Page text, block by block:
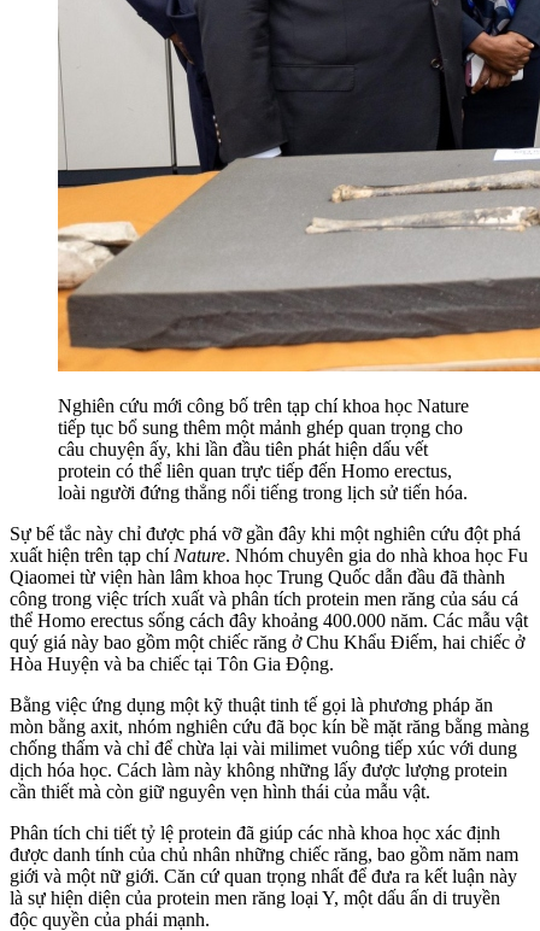
Nghiên cứu mới công bố trên tạp chí khoa học Nature
tiếp tục bổ sung thêm một mảnh ghép quan trọng cho
câu chuyện ấy, khi lần đầu tiên phát hiện dấu vết
protein có thể liên quan trực tiếp đến Homo erectus,
loài người đứng thẳng nổi tiếng trong lịch sử tiến hóa.
Sự bế tắc này chỉ được phá vỡ gần đây khi một nghiên cứu đột phá
xuất hiện trên tạp chí Nature. Nhóm chuyên gia do nhà khoa học Fu
Qiaomei từ viện hàn lâm khoa học Trung Quốc dẫn đầu đã thành
công trong việc trích xuất và phân tích protein men răng của sáu cá
thể Homo erectus sống cách đây khoảng 400.000 năm. Các mẫu vật
quý giá này bao gồm một chiếc răng ở Chu Khẩu Điếm, hai chiếc ở
Hòa Huyện và ba chiếc tại Tôn Gia Động.
Bằng việc ứng dụng một kỹ thuật tinh tế gọi là phương pháp ăn
mòn bằng axit, nhóm nghiên cứu đã bọc kín bề mặt răng bằng màng
chống thấm và chỉ để chừa lại vài milimet vuông tiếp xúc với dung
dịch hóa học. Cách làm này không những lấy được lượng protein
cần thiết mà còn giữ nguyên vẹn hình thái của mẫu vật.
Phân tích chi tiết tỷ lệ protein đã giúp các nhà khoa học xác định
được danh tính của chủ nhân những chiếc răng, bao gồm năm nam
giới và một nữ giới. Căn cứ quan trọng nhất để đưa ra kết luận này
là sự hiện diện của protein men răng loại Y, một dấu ấn di truyền
độc quyền của phái mạnh.